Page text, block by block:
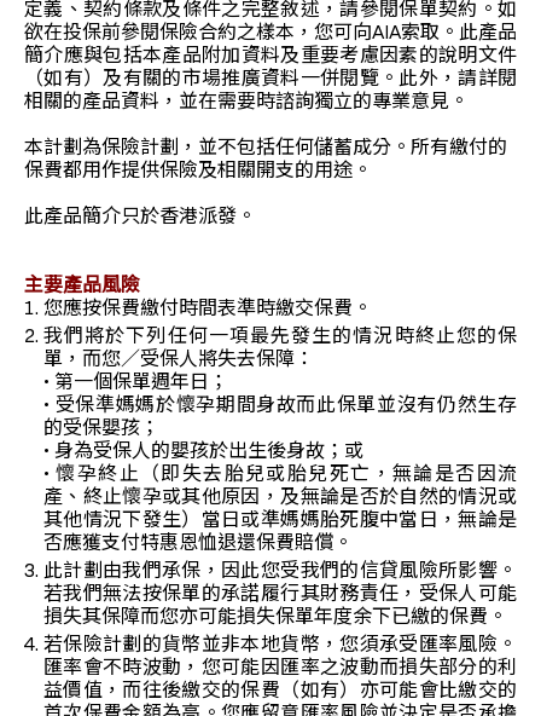
定義、契約條款及條件之完整敘述，請參閱保單契約。如
欲在投保前參閱保險合約之樣本，您可向AIA索取。此產品
簡介應與包括本產品附加資料及重要考慮因素的說明文件
（如有）及有關的市場推廣資料一併閱覽。此外，請詳閱
相關的產品資料，並在需要時諮詢獨立的專業意見。
本計劃為保險計劃，並不包括任何儲蓄成分。所有繳付的
保費都用作提供保險及相關開支的用途。
此產品簡介只於香港派發。
主要產品風險
您應按保費繳付時間表準時繳交保費。
我們將於下列任何一項最先發生的情況時終止您的保
單，而您／受保人將失去保障：
• 第一個保單週年日；
• 受保準媽媽於懷孕期間身故而此保單並沒有仍然生存
的受保嬰孩；
• 身為受保人的嬰孩於出生後身故；或
• 懷孕終止（即失去胎兒或胎兒死亡，無論是否因流
產、終止懷孕或其他原因，及無論是否於自然的情況或
其他情況下發生）當日或準媽媽胎死腹中當日，無論是
否應獲支付特惠恩恤退還保費賠償。
此計劃由我們承保，因此您受我們的信貸風險所影響。
若我們無法按保單的承諾履行其財務責任，受保人可能
損失其保障而您亦可能損失保單年度余下已繳的保費。
若保險計劃的貨幣並非本地貨幣，您須承受匯率風險。
匯率會不時波動，您可能因匯率之波動而損失部分的利
益價值，而往後繳交的保費（如有）亦可能會比繳交的